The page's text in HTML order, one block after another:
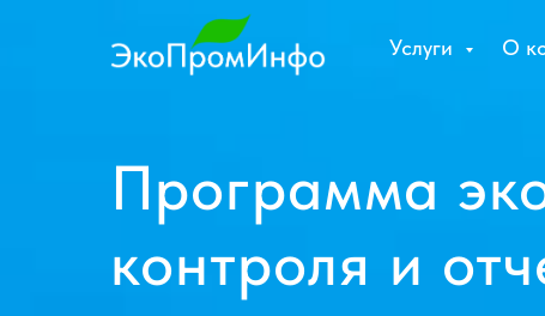
Услуги О
Программа
контроля и